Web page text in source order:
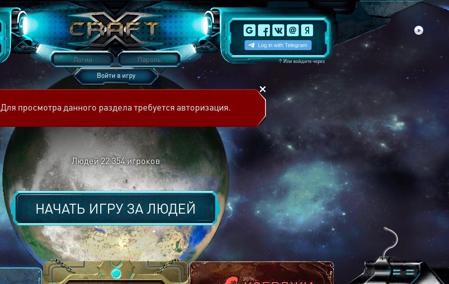
↑Или войдите через
Войти в игру
Для просмотра данного раздела требуется авторизация.
Людей 22 354игроков
НАЧАТЬ ИГРУ ЗАЛЮДЕЙ